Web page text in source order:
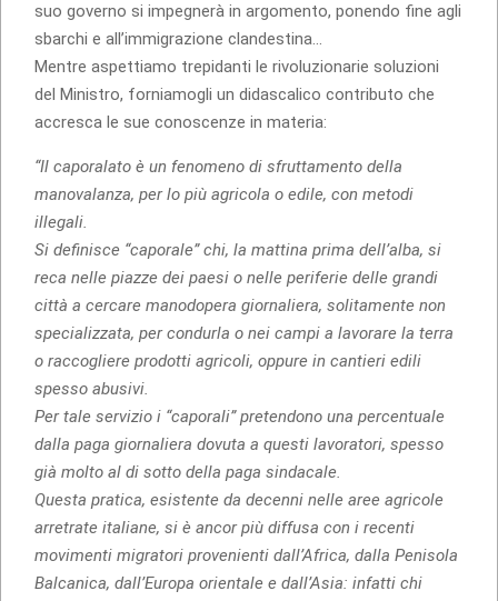
suo governo si impegnerà in argomento, ponendo fine agli
sbarchi e all’immigrazione clandestina…
Mentre aspettiamo trepidanti le rivoluzionarie soluzioni
del Ministro, forniamogli un didascalico contributo che
accresca le sue conoscenze in materia:
“Il caporalato è un fenomeno di sfruttamento della
manovalanza, per lo più agricola o edile, con metodi
illegali.
Si definisce “caporale” chi, la mattina prima dell’alba, si
reca nelle piazze dei paesi o nelle periferie delle grandi
città a cercare manodopera giornaliera, solitamente non
specializzata, per condurla o nei campi a lavorare la terra
o raccogliere prodotti agricoli, oppure in cantieri edili
spesso abusivi.
Per tale servizio i “caporali” pretendono una percentuale
dalla paga giornaliera dovuta a questi lavoratori, spesso
già molto al di sotto della paga sindacale.
Questa pratica, esistente da decenni nelle aree agricole
arretrate italiane, si è ancor più diffusa con i recenti
movimenti migratori provenienti dall’Africa, dalla Penisola
Balcanica, dall’Europa orientale e dall’Asia: infatti chi